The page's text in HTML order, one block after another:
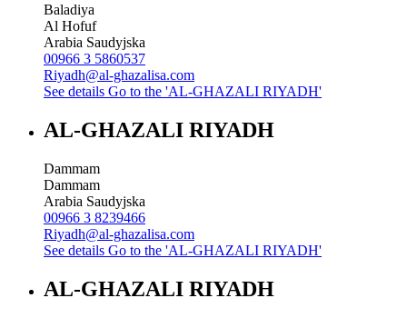
Baladiya
Al Hofuf
Arabia Saudyjska
00966 3 5860537
Riyadh@al-ghazalisa.com
See details Go to the 'AL-GHAZALI RIYADH'
AL-GHAZALI RIYADH
Dammam
Dammam
Arabia Saudyjska
00966 3 8239466
Riyadh@al-ghazalisa.com
See details Go to the 'AL-GHAZALI RIYADH'
AL-GHAZALI RIYADH